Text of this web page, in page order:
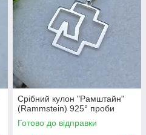
Срібний кулон "Рамштайн"
(Rammstein) 925° проби
Готово до відправки